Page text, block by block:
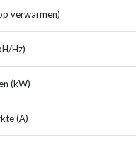
verwarmen)
Hz)
(kW)
(A)